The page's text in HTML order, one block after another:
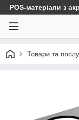
POS-матеріали з
Товари та